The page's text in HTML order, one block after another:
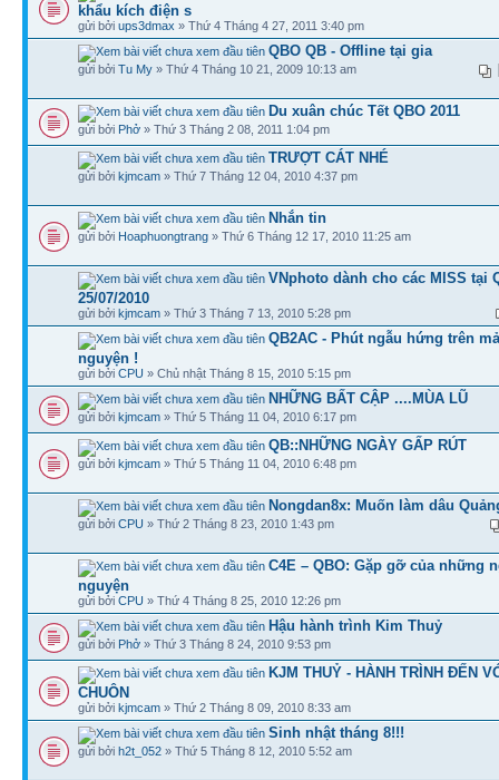
khẩu kích điện s
gửi bởi ups3dmax » Thứ 4 Tháng 4 27, 2011 3:40 pm
QBO QB - Offline tại gia
gửi bởi Tu My » Thứ 4 Tháng 10 21, 2009 10:13 am
Du xuân chúc Tết QBO 2011
gửi bởi Phở » Thứ 3 Tháng 2 08, 2011 1:04 pm
TRƯỢT CÁT NHÉ
gửi bởi kjmcam » Thứ 7 Tháng 12 04, 2010 4:37 pm
Nhắn tin
gửi bởi Hoaphuongtrang » Thứ 6 Tháng 12 17, 2010 11:25 am
VNphoto dành cho các MISS tại
25/07/2010
gửi bởi kjmcam » Thứ 3 Tháng 7 13, 2010 5:28 pm
QB2AC - Phút ngẫu hứng trên
nguyện !
gửi bởi CPU » Chủ nhật Tháng 8 15, 2010 5:15 pm
NHỮNG BẤT CẬP ....MÙA LŨ
gửi bởi kjmcam » Thứ 5 Tháng 11 04, 2010 6:17 pm
QB::NHỮNG NGÀY GẤP RÚT
gửi bởi kjmcam » Thứ 5 Tháng 11 04, 2010 6:48 pm
Nongdan8x: Muốn làm dâu
gửi bởi CPU » Thứ 2 Tháng 8 23, 2010 1:43 pm
C4E – QBO: Gặp gỡ của những
nguyện
gửi bởi CPU » Thứ 4 Tháng 8 25, 2010 12:26 pm
Hậu hành trình Kim Thuỷ
gửi bởi Phở » Thứ 3 Tháng 8 24, 2010 9:53 pm
KJM THUỶ - HÀNH TRÌNH ĐẾN
CHUÔN
gửi bởi kjmcam » Thứ 2 Tháng 8 09, 2010 8:33 am
Sinh nhật tháng 8!!!
gửi bởi h2t_052 » Thứ 5 Tháng 8 12, 2010 5:52 am